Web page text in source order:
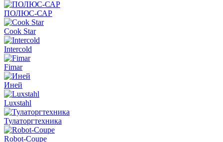
ПОЛЮС-САР
Cook Star
Intercold
Fimar
Иней
Luxstahl
Тулаторгтехника
Robot-Coupe